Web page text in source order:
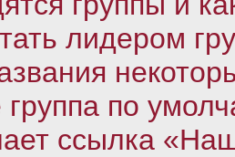
лидером
группа по
ссылка